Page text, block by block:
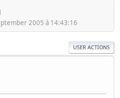
2005 à 14:43:16
USER ACTIONS